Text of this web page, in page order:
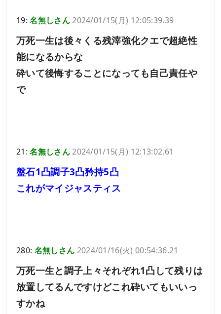
19:名無しさん2024/01/15(月) 12:05:39.39
万死一生は後々くる残滓強化クエで超絶性
能になるからな
砕いて後悔することになっても自己責任や
で
21:名無しさん2024/01/15(月) 12:13:02.61
盤石1凸調子3凸矜持5凸
これがマイジャスティス
280: 名無しさん 2024/01/16(火) 00:54:36.21
万死一生と調子上々それぞれ1凸して残りは
放置してるんですけどこれ砕いてもいいっ
すかね